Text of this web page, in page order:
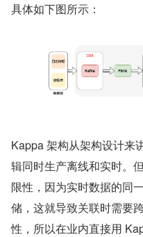
具体如下图所示：
Kappa 架构从架构设计来
辑同时生产离线和实时。
限性，因为实时数据的同
储，这就导致关联时需要
性，所以在业内直接用